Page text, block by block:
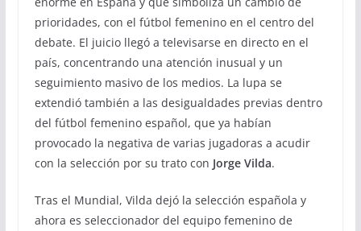
prioridades, con el fútbol femenino en el centro del
debate. El juicio llegó a televisarse en directo en el
país, concentrando una atención inusual y un
seguimiento masivo de los medios. La lupa se
extendió también a las desigualdades previas dentro
del fútbol femenino español, que ya habían
provocado la negativa de varias jugadoras a acudir
con la selección por su trato con Jorge Vilda.
Tras el Mundial, Vilda dejó la selección española y
ahora es seleccionador del equipo femenino de